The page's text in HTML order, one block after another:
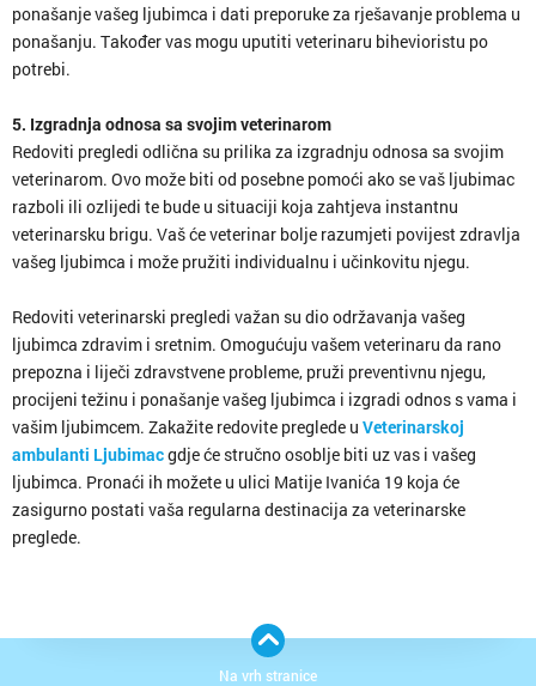
ponašanje vašeg ljubimca i dati preporuke za rješavanje problema u
ponašanju. Također vas mogu uputiti veterinaru bihevioristu po
potrebi.
5. Izgradnja odnosa sa svojim veterinarom
Redoviti pregledi odlična su prilika za izgradnju odnosa sa svojim
veterinarom. Ovo može biti od posebne pomoći ako se vaš ljubimac
razboli ili ozlijedi te bude u situaciji koja zahtjeva instantnu
veterinarsku brigu. Vaš će veterinar bolje razumjeti povijest zdravlja
vašeg ljubimca i može pružiti individualnu i učinkovitu njegu.
Redoviti veterinarski pregledi važan su dio održavanja vašeg
ljubimca zdravim i sretnim. Omogućuju vašem veterinaru da rano
prepozna i liječi zdravstvene probleme, pruži preventivnu njegu,
procijeni težinu i ponašanje vašeg ljubimca i izgradi odnos s vama i
vašim ljubimcem. Zakažite redovite preglede u Veterinarskoj
ambulanti Ljubimacgdje će stručno osoblje biti uz vas i vašeg
ljubimca. Pronaći ih možete u ulici Matije Ivanića 19 koja će
zasigurno postati vaša regularna destinacija za veterinarske
preglede.
Na vrh stranice